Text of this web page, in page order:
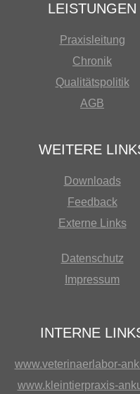
LEISTUNGEN
Praxisleitung
Chronik
Qualitätspolitik
AGB
WEITERE
Downloads
Feedback
Externe Links
Datenschutz
Impressum
INTERNE
www.veterinaerlabor-
www.kleintierpraxis-